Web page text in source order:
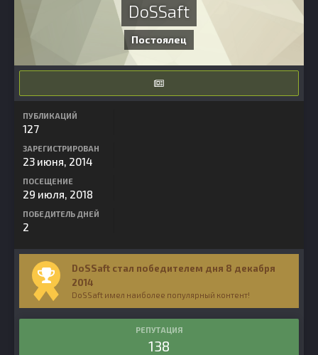
DoSSaft
Постоялец
ПУБЛИКАЦИЙ
127
ЗАРЕГИСТРИРОВАН
23 июня, 2014
ПОСЕЩЕНИЕ
29 июля, 2018
ПОБЕДИТЕЛЬ ДНЕЙ
2
DoSSaft стал победителем дня 8 декабря
2014
DoSSaft имел наиболее популярный контент!
РЕПУТАЦИЯ
138